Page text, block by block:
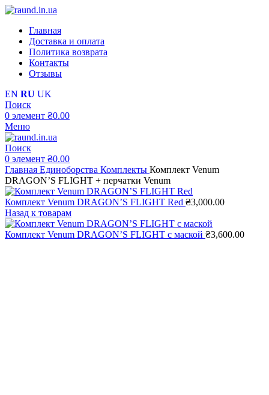
Главная
Доставка и оплата
Политика возврата
Контакты
Отзывы
EN RU UK
Поиск
0 элемент ₴0.00
Меню
Поиск
0 элемент ₴0.00
Главная Единоборства Комплекты Комплект Venum
DRAGON’S FLIGHT + перчатки Venum
Комплект Venum DRAGON’S FLIGHT Red ₴3,000.00
Назад к товарам
Комплект Venum DRAGON’S FLIGHT с маской ₴3,600.00